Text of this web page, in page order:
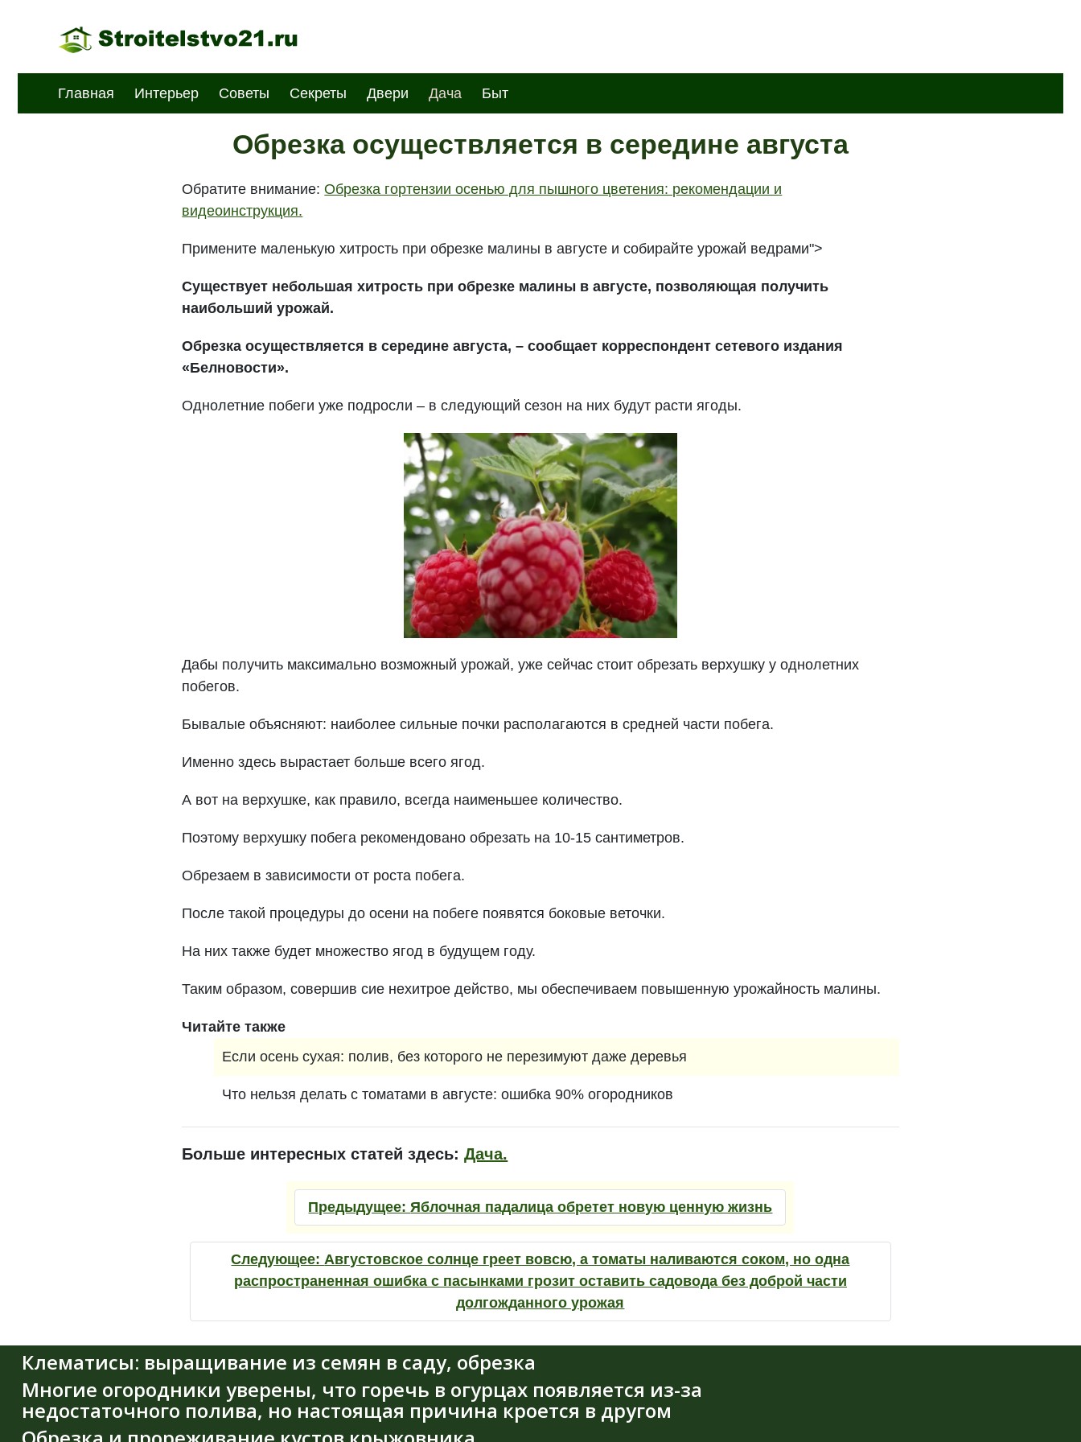
Главная Интерьер Советы Секреты Двери Дача Быт
Обрезка осуществляется в середине августа
Обратите внимание:Обрезка гортензии осенью для пышного цветения: рекомендации и
видеоинструкция.
Примените маленькую хитрость при обрезке малины в августе и собирайте урожай ведрами">
Существует небольшая хитрость при обрезке малины в августе, позволяющая получить
наибольший урожай.
Обрезка осуществляется в середине августа, – сообщает корреспондент сетевого издания
«Белновости».
Однолетние побеги уже подросли – в следующий сезон на них будут расти ягоды.
Дабы получить максимально возможный урожай, уже сейчас стоит обрезать верхушку у однолетних
побегов.
Бывалые объясняют: наиболее сильные почки располагаются в средней части побега.
Именно здесь вырастает больше всего ягод.
А вот на верхушке, как правило, всегда наименьшее количество.
Поэтому верхушку побега рекомендовано обрезать на 10-15 сантиметров.
Обрезаем в зависимости от роста побега.
После такой процедуры до осени на побеге появятся боковые веточки.
На них также будет множество ягод в будущем году.
Таким образом, совершив сие нехитрое действо, мы обеспечиваем повышенную урожайность малины.
Читайте также
Если осень сухая: полив, без которого не перезимуют даже деревья
Что нельзя делать с томатами в августе: ошибка 90% огородников
Больше интересных статей здесь:Дача.
Предыдущее: Яблочная падалица обретет новую ценную жизнь
Следующее: Августовское солнце греет вовсю, а томаты наливаются соком, но одна
распространенная ошибка с пасынками грозит оставить садовода без доброй части
долгожданного урожая
Клематисы: выращивание из семян в саду, обрезка
Многие огородники уверены, что горечь в огурцах появляется из-за
недостаточного полива, но настоящая причина кроется в другом